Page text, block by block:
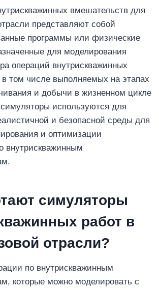
вмешательств для
представляют собой
программы или физические
для моделирования
операций внутрискважинных
том числе выполняемых на этапах
и добычи в жизненном цикле
используются для
и безопасной среды для
и оптимизации
внутрискважинным
симуляторы
работ в
отрасли?
по внутрискважинным
которые можно моделировать с